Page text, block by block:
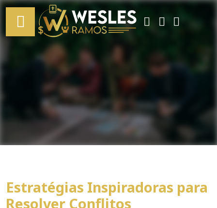
Estratégias Inspiradoras para
Resolver Conflitos